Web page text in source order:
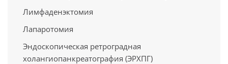
Лимфаденэктомия
Лапаротомия
Эндоскопическая ретроградная
холангиопанкреатография (ЭРХПГ)